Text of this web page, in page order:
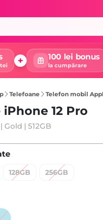
+ 100 lei bonus
la cumpărare
Telefoane Telefon mobil
12 Pro
Gold | 512GB
128GB 256GB